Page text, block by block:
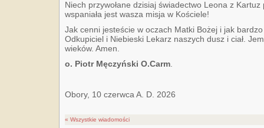
Niech przywołane dzisiaj świadectwo Leona z
wspaniała jest wasza misja w Kościele!
Jak cenni jesteście w oczach Matki Bożej i jak
Odkupiciel i Niebieski Lekarz naszych dusz i ciał.
wieków. Amen.
o. Piotr Męczyński O.Carm
Obory, 10 czerwca A. D. 2026
« Wszystkie wiadomości